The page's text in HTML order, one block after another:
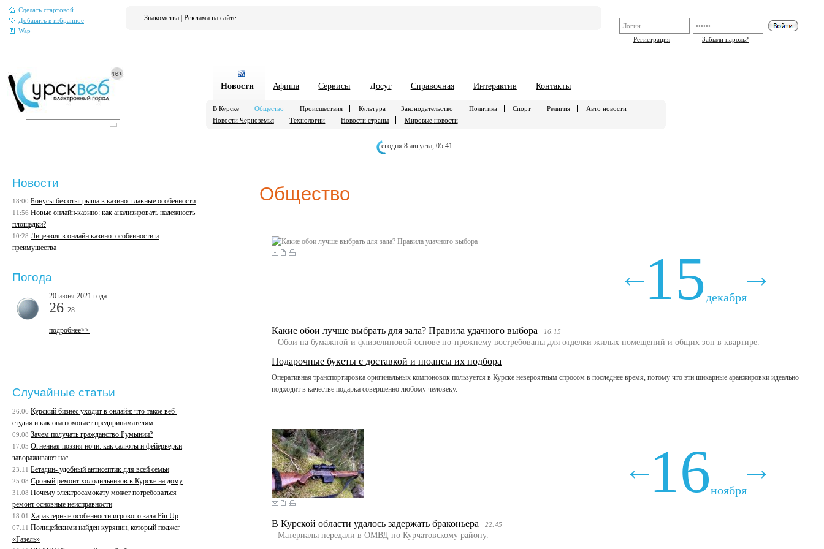
Сделать стартовой
Добавить в избранное
Wap
Регистрация
Забыли пароль?
Знакомства Реклама на сайте
Новости Афиша Сервисы Досуг Справочная Интерактив Контакты
В Курске Общество Происшествия Культура Законодательство Политика Спорт Религия
Авто новости
Новости Черноземья
Технологии Новости страны Мировые новости
егодня 8 августа, 05:41
Общество
декабря
15
Какие обои лучше выбрать для зала? Правила удачного выбора 16:15
Обои на бумажной и флизелиновой основе по-прежнему востребованы для отделки жилых помещений и общих зон в квартире.
Подарочные букеты с доставкой и нюансы их подбора
Оперативная транспортировка оригинальных компоновок пользуется в Курске невероятным спросом в последнее время, потому что эти шикарные аранжировки идеально
подходят в качестве подарка совершенно любому человеку.
ноября
16
В Курской области удалось задержать браконьера 22:45
Материалы передали в ОМВД по Курчатовскому району.
Новости
18:00 Бонусы без отыгрыша в казино: главные особенности
11:56 Новые онлайн-казино: как анализировать надежность
площадки?
10:28 Лицензия в онлайн казино: особенности и
преимущества
Погода
20 июня 2021 года
26 ..28
подробнее>>
Случайные статьи
26.06 Курский бизнес уходит в онлайн: что такое веб-
студия и как она помогает предпринимателям
09.08 Зачем получать гражданство Румынии?
17.05 Огненная поэзия ночи: как салюты и фейерверки
завораживают нас
23.11 Бетадин- удобный антисептик для всей семьи
25.08 Сроный ремонт холодильников в Курске на дому
31.08 Почему электросамокату может потребоваться
ремонт основные неисправности
18.01 Характерные особенности игрового зала Pin Up
07.11 Полицейскими найден курянин, который поджег
«Газель»